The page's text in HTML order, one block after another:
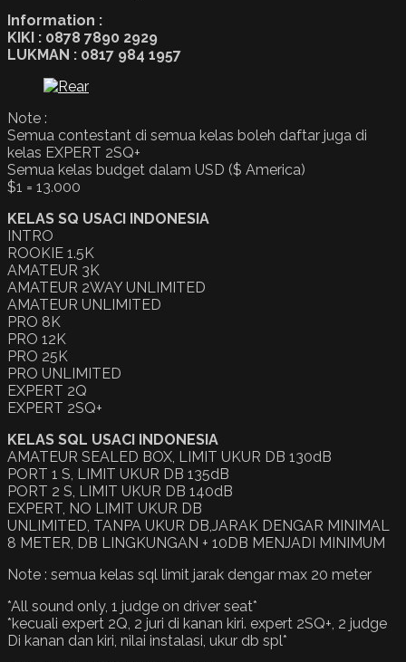
Information :
KIKI : 0878 7890 2929
LUKMAN : 0817 984 1957
Note :
Semua contestant di semua kelas boleh daftar juga di
kelas EXPERT 2SQ+
Semua kelas budget dalam USD ($ America)
$1 = 13.000
KELAS SQ USACI INDONESIA
INTRO
ROOKIE 1.5K
AMATEUR 3K
AMATEUR 2WAY UNLIMITED
AMATEUR UNLIMITED
PRO 8K
PRO 12K
PRO 25K
PRO UNLIMITED
EXPERT 2Q
EXPERT 2SQ+
KELAS SQL USACI INDONESIA
AMATEUR SEALED BOX, LIMIT UKUR DB 130dB
PORT 1 S, LIMIT UKUR DB 135dB
PORT 2 S, LIMIT UKUR DB 140dB
EXPERT, NO LIMIT UKUR DB
UNLIMITED, TANPA UKUR DB,JARAK DENGAR MINIMAL
8 METER, DB LINGKUNGAN + 10DB MENJADI MINIMUM
Note : semua kelas sql limit jarak dengar max 20 meter
*All sound only, 1 judge on driver seat*
*kecuali expert 2Q, 2 juri di kanan kiri. expert 2SQ+, 2 judge
Di kanan dan kiri, nilai instalasi, ukur db spl*